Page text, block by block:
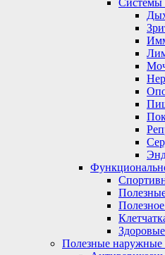
Системы
Полезные наружные